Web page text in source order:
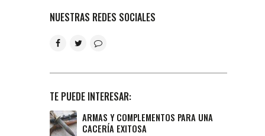
NUESTRAS REDES SOCIALES
TE PUEDE INTERESAR:
ARMAS Y COMPLEMENTOS PARA UNA
CACERÍA EXITOSA